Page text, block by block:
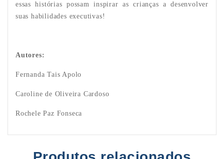
essas histórias possam inspirar as crianças a desenvolver
suas habilidades executivas!
Autores:
Fernanda Tais Apolo
Caroline de Oliveira Cardoso
Rochele Paz Fonseca